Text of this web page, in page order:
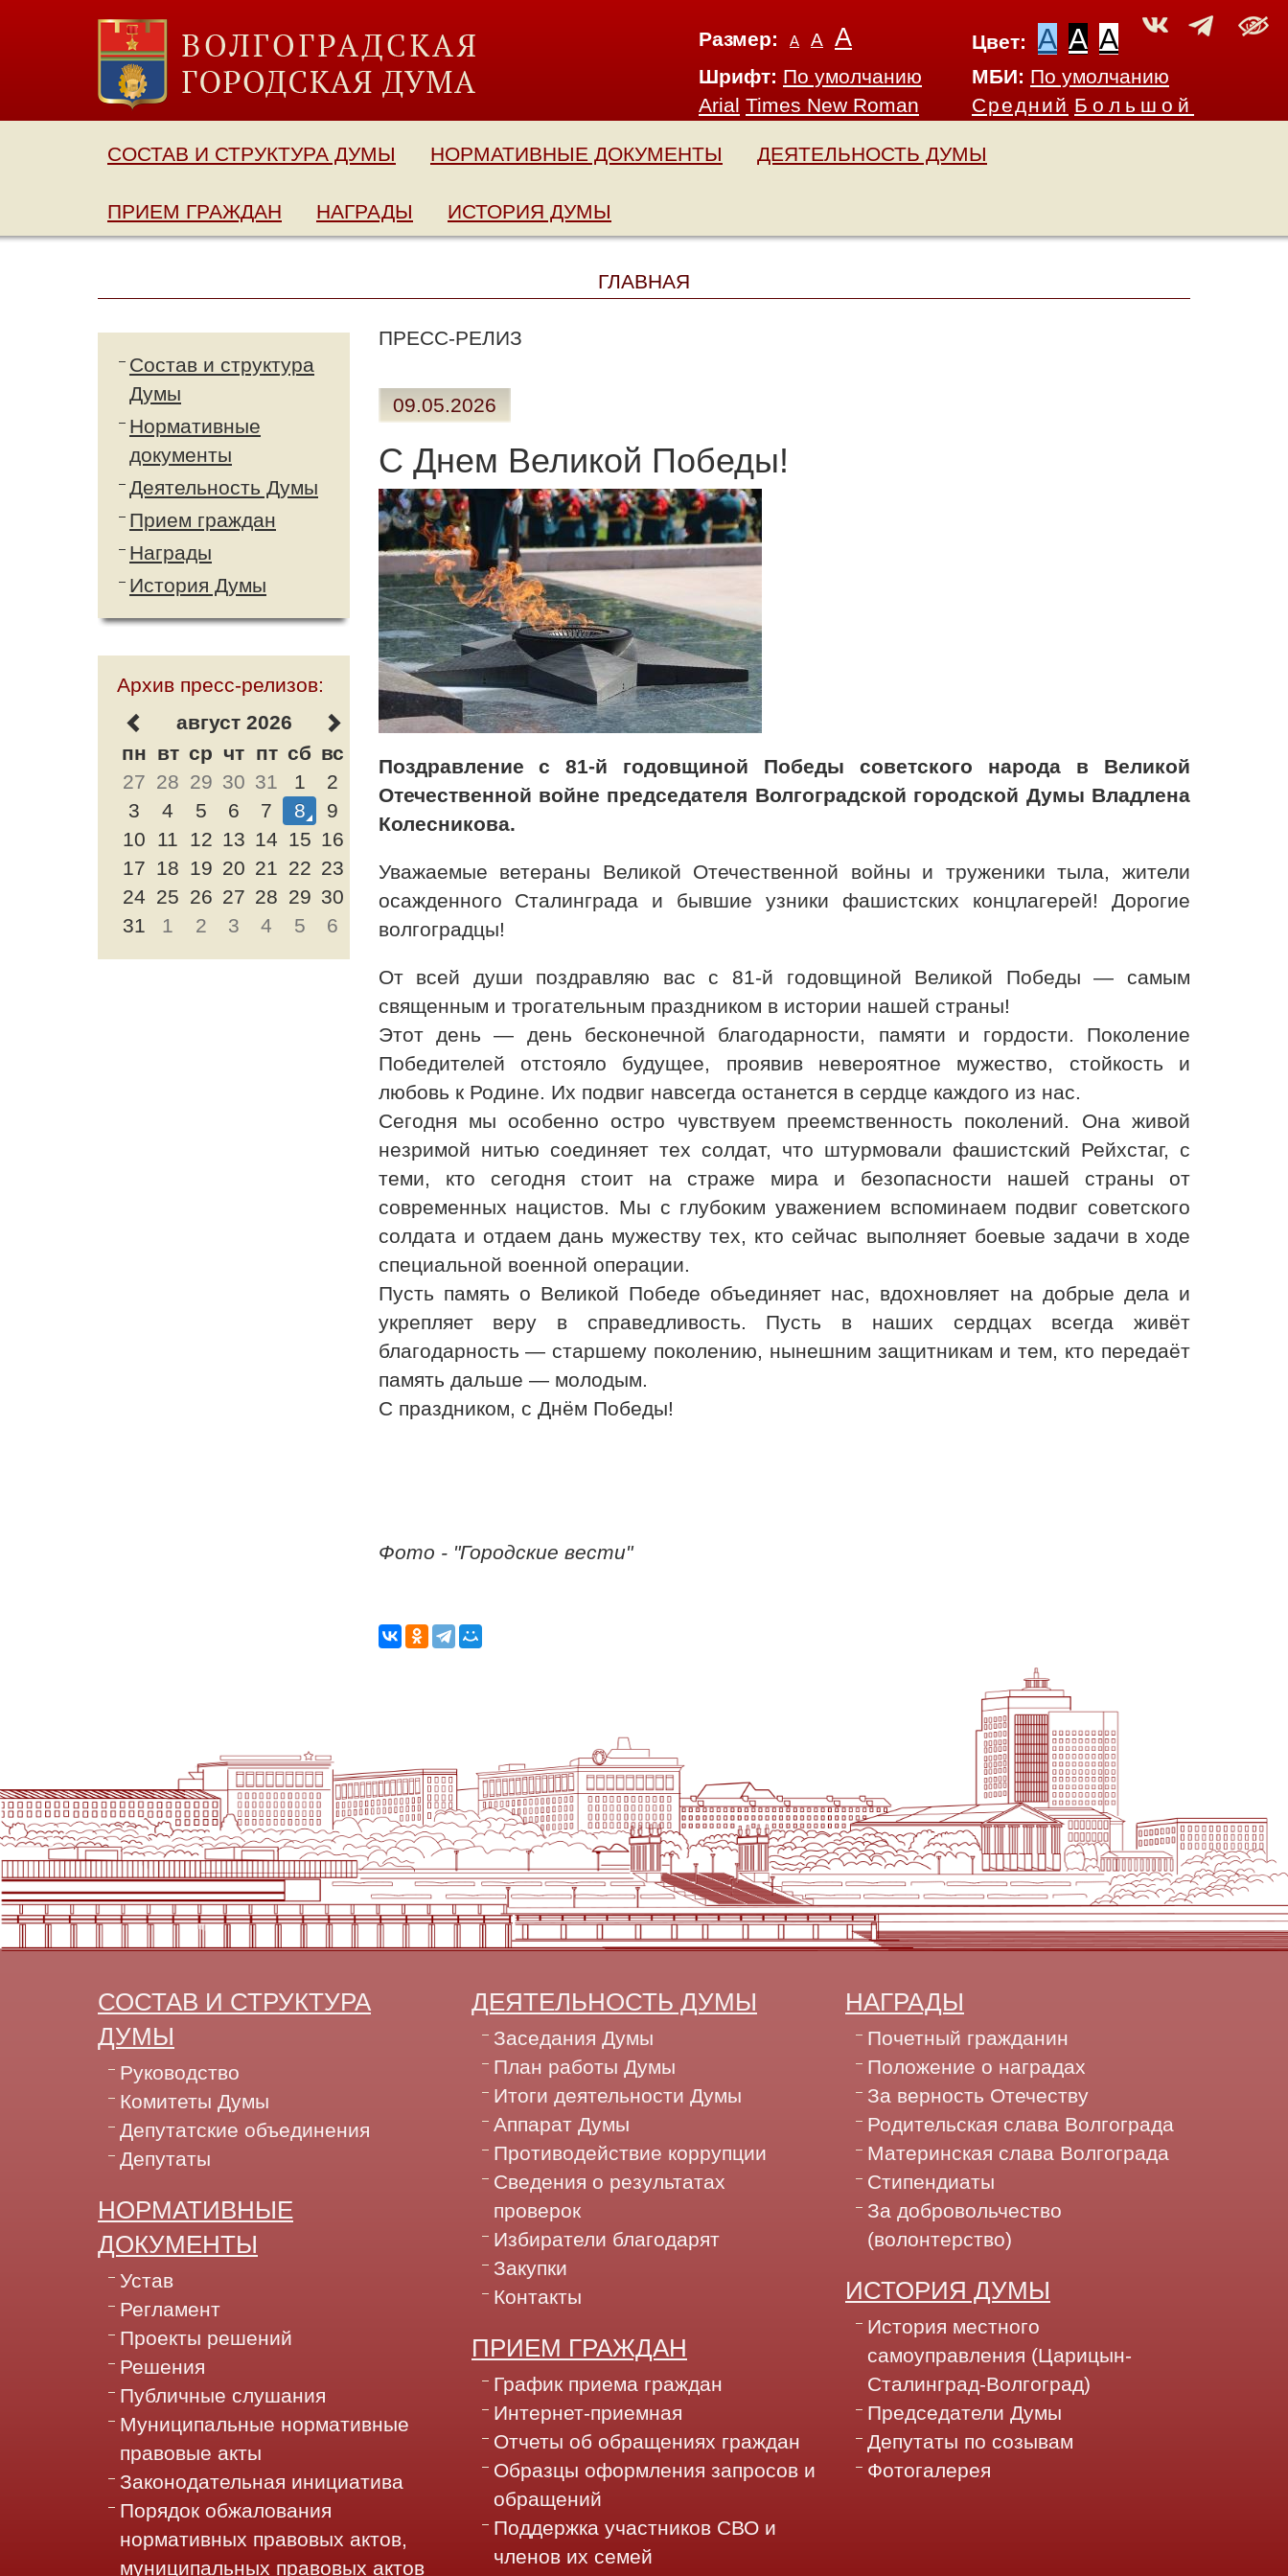
Размер: А А А Цвет: A A A
Шрифт: По умолчанию
Arial Times New Roman
МБИ: По умолчанию
Средний Большой
СОСТАВ И СТРУКТУРА ДУМЫ НОРМАТИВНЫЕ ДОКУМЕНТЫ ДЕЯТЕЛЬНОСТЬ ДУМЫ
ПРИЕМ ГРАЖДАН НАГРАДЫ ИСТОРИЯ ДУМЫ
ГЛАВНАЯ
Состав и структура
Думы
Нормативные
документы
Деятельность Думы
Прием граждан
Награды
История Думы
Архив пресс-релизов:
август 2026
пн вт ср чт пт сб вс
27 28 29 30 31 1
2
3
4 5 6 7 8
9
10 11 12 13 14 15 16
17 18 19 20 21 22 23
24 25 26 27 28 29 30
31
1 2 3 4 5 6
ПРЕСС-РЕЛИЗ
09.05.2026
С Днем Великой Победы!
Поздравление с 81-й годовщиной Победы советского народа в Великой
Отечественной войне председателя Волгоградской городской Думы Владлена
Колесникова.
Уважаемые ветераны Великой Отечественной войны и труженики тыла, жители
осажденного Сталинграда и бывшие узники фашистских концлагерей! Дорогие
волгоградцы!
От всей души поздравляю вас с 81-й годовщиной Великой Победы — самым
священным и трогательным праздником в истории нашей страны!
Этот день — день бесконечной благодарности, памяти и гордости. Поколение
Победителей отстояло будущее, проявив невероятное мужество, стойкость и
любовь к Родине. Их подвиг навсегда останется в сердце каждого из нас.
Сегодня мы особенно остро чувствуем преемственность поколений. Она живой
незримой нитью соединяет тех солдат, что штурмовали фашистский Рейхстаг, с
теми, кто сегодня стоит на страже мира и безопасности нашей страны от
современных нацистов. Мы с глубоким уважением вспоминаем подвиг советского
солдата и отдаем дань мужеству тех, кто сейчас выполняет боевые задачи в ходе
специальной военной операции.
Пусть память о Великой Победе объединяет нас, вдохновляет на добрые дела и
укрепляет веру в справедливость. Пусть в наших сердцах всегда живёт
благодарность — старшему поколению, нынешним защитникам и тем, кто передаёт
память дальше — молодым.
С праздником, с Днём Победы!
Фото - "Городские вести"
СОСТАВ И СТРУКТУРА
ДУМЫ
Руководство
Комитеты Думы
Депутатские объединения
Депутаты
НОРМАТИВНЫЕ
ДОКУМЕНТЫ
Устав
Регламент
Проекты решений
Решения
Публичные слушания
Муниципальные нормативные
правовые акты
Законодательная инициатива
Порядок обжалования
нормативных правовых актов,
муниципальных правовых актов
ДЕЯТЕЛЬНОСТЬ ДУМЫ
Заседания Думы
План работы Думы
Итоги деятельности Думы
Аппарат Думы
Противодействие коррупции
Сведения о результатах
проверок
Избиратели благодарят
Закупки
Контакты
ПРИЕМ ГРАЖДАН
График приема граждан
Интернет-приемная
Отчеты об обращениях граждан
Образцы оформления запросов и
обращений
Поддержка участников СВО и
членов их семей
НАГРАДЫ
Почетный гражданин
Положение о наградах
За верность Отечеству
Родительская слава Волгограда
Материнская слава Волгограда
Стипендиаты
За добровольчество
(волонтерство)
ИСТОРИЯ ДУМЫ
История местного
самоуправления (Царицын-
Сталинград-Волгоград)
Председатели Думы
Депутаты по созывам
Фотогалерея